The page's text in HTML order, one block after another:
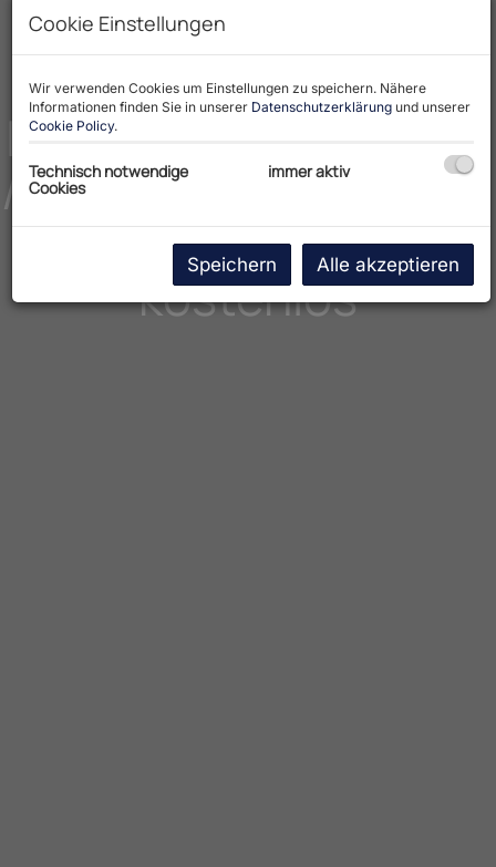
Immobilienbewertung
/ Schätzung – präzise,
transparent und
kostenlos
Cookie Einstellungen
Wir verwenden Cookies um Einstellungen zu speichern. Nähere
Informationen finden Sie in unserer Datenschutzerklärung und unserer
Cookie Policy.
Technisch notwendige
Cookies
immer aktiv
Speichern Alle akzeptieren